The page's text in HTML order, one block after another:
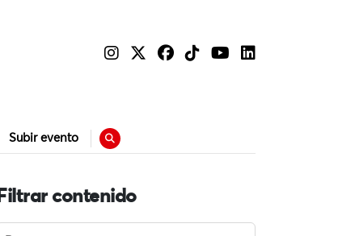
Subir evento
Filtrar contenido